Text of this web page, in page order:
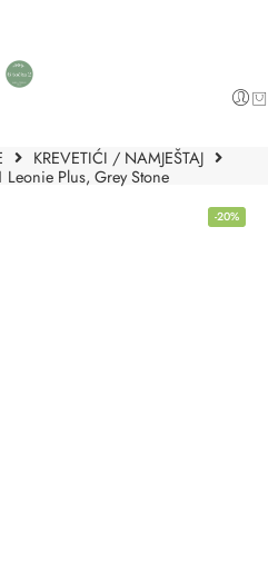
KREVETIĆI / NAMJEŠTAJ
Leonie Plus, Grey Stone
-20%